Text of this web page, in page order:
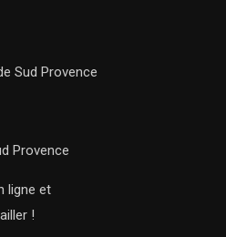
Sud Provence
Provence
ligne et
!